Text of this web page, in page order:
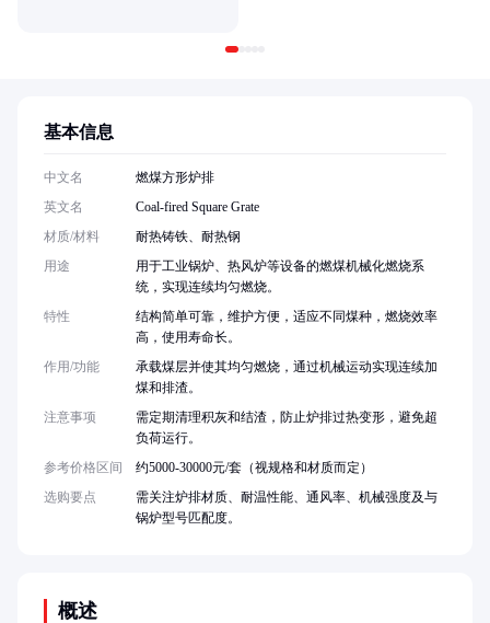
概述
基本信息
中文名
燃煤方形炉排
英文名
Coal-fired Square Grate
材质/材料
耐热铸铁、耐热钢
用途
用于工业锅炉、热风炉等设备的燃煤机械化燃烧系
统，实现连续均匀燃烧。
特性
结构简单可靠，维护方便，适应不同煤种，燃烧效率
高，使用寿命长。
作用/功能
承载煤层并使其均匀燃烧，通过机械运动实现连续加
煤和排渣。
注意事项
需定期清理积灰和结渣，防止炉排过热变形，避免超
负荷运行。
参考价格区间
约5000-30000元/套（视规格和材质而定）
选购要点
需关注炉排材质、耐温性能、通风率、机械强度及与
锅炉型号匹配度。